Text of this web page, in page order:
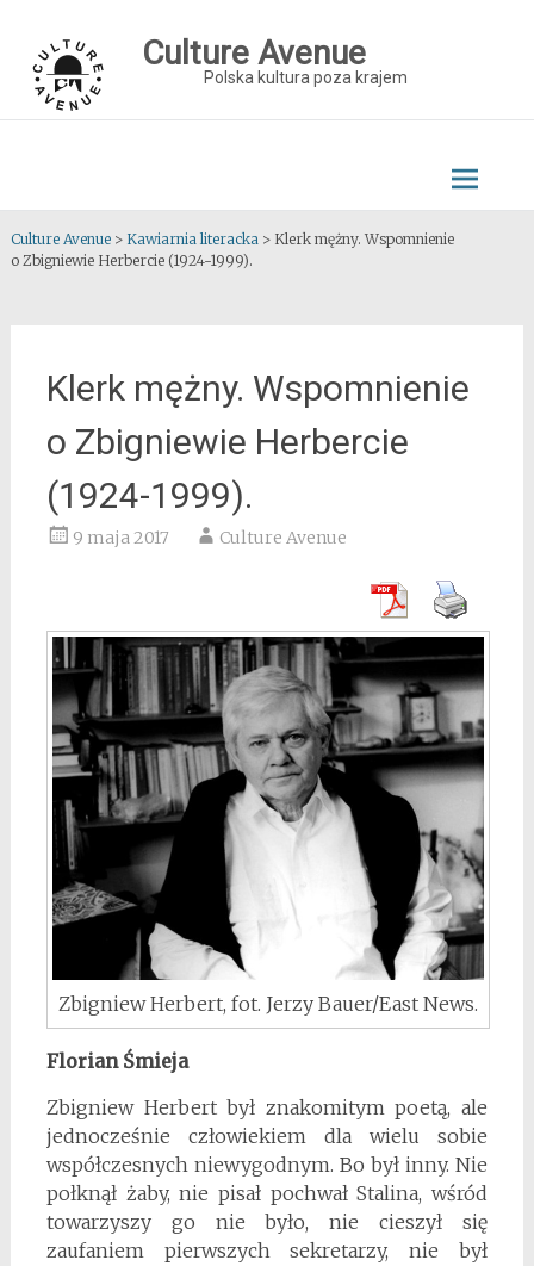
content
Culture Avenue
Polska kultura poza krajem
Culture Avenue> Kawiarnia literacka> Klerk mężny. Wspomnienie
o Zbigniewie Herbercie (1924-1999).
Klerk mężny. Wspomnienie
o Zbigniewie Herbercie
(1924-1999).
9 maja 2017 Culture Avenue
Zbigniew Herbert, fot. Jerzy Bauer/East News.
Florian Śmieja
Zbigniew Herbert był znakomitym poetą, ale
jednocześnie człowiekiem dla wielu sobie
współczesnych niewygodnym. Bo był inny. Nie
połknął żaby, nie pisał pochwał Stalina, wśród
towarzyszy go nie było, nie cieszył się
zaufaniem pierwszych sekretarzy, nie był